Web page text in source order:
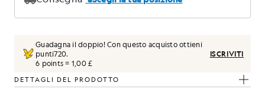
Guadagna il doppio! Con questo acquisto ottieni
punti720.
6 points = 1,00 £
ISCRIVITI
DETTAGLI DEL PRODOTTO